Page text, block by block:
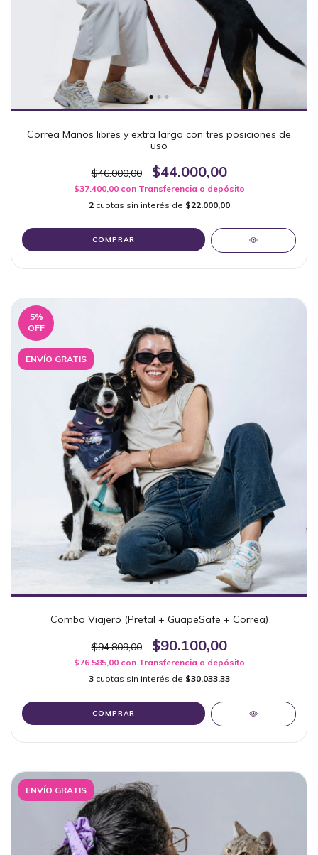
Correa Manos libres y extra larga con tres posiciones de
uso
$46.000,00 $44.000,00
$37.400,00 con Transferencia o depósito
2 cuotas sin interés de $22.000,00
COMPRAR
5%
OFF
ENVÍO GRATIS
Combo Viajero (Pretal + GuapeSafe + Correa)
$94.809,00 $90.100,00
$76.585,00 con Transferencia o depósito
3 cuotas sin interés de $30.033,33
COMPRAR
ENVÍO GRATIS